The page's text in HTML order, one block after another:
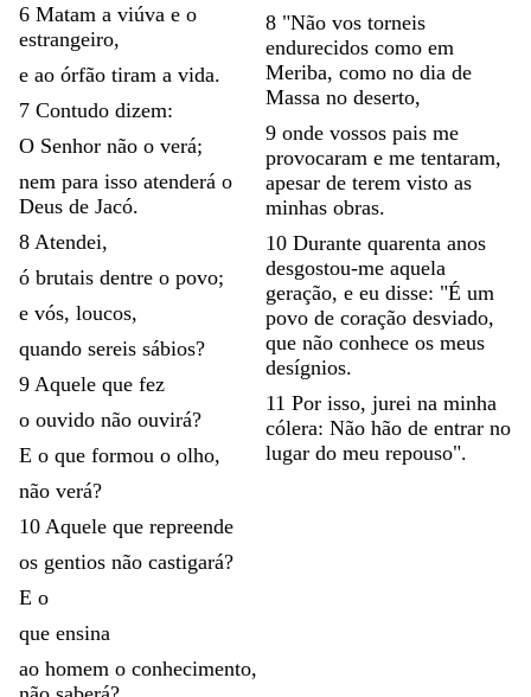
6 Matam a viúva e o
estrangeiro,
e ao órfão tiram a vida.
7 Contudo dizem:
O Senhor não o verá;
nem para isso atenderá o
Deus de Jacó.
8 Atendei,
ó brutais dentre o povo;
e vós, loucos,
quando sereis sábios?
9 Aquele que fez
o ouvido não ouvirá?
E o que formou o olho,
não verá?
10 Aquele que repreende
os gentios não castigará?
E o
que ensina
ao homem o conhecimento,
8 "Não vos torneis
endurecidos como em
Meriba, como no dia de
Massa no deserto,
9 onde vossos pais me
provocaram e me tentaram,
apesar de terem visto as
minhas obras.
10 Durante quarenta anos
desgostou-me aquela
geração, e eu disse: "É um
povo de coração desviado,
que não conhece os meus
desígnios.
11 Por isso, jurei na minha
cólera: Não hão de entrar no
lugar do meu repouso".